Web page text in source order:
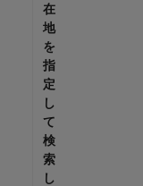
在
地
を
指
定
し
て
検
索
し